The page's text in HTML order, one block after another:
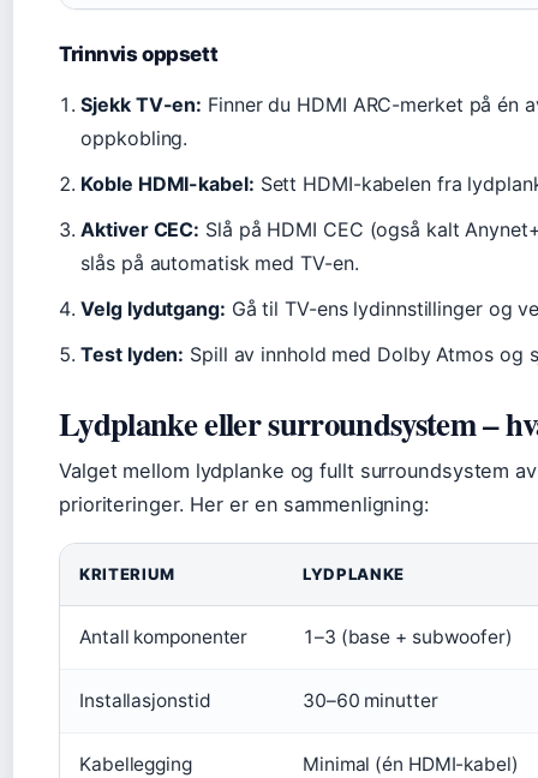
Trinnvis oppsett
Sjekk TV-en: Finner du HDMI ARC-merket på én
oppkobling.
Koble HDMI-kabel: Sett HDMI-kabelen fra
Aktiver CEC: Slå på HDMI CEC (også kalt
slås på automatisk med TV-en.
Velg lydutgang: Gå til TV-ens lydinnstillinger og
Test lyden: Spill av innhold med Dolby Atmos
Lydplanke eller surroundsystem –
Valget mellom lydplanke og fullt surroundsystem
prioriteringer. Her er en sammenligning:
KRITERIUM LYDPLANKE
Antall komponenter 1–3 (base + subwoofer)
Installasjonstid 30–60 minutter
Kabellegging Minimal (én HDMI-kabel)